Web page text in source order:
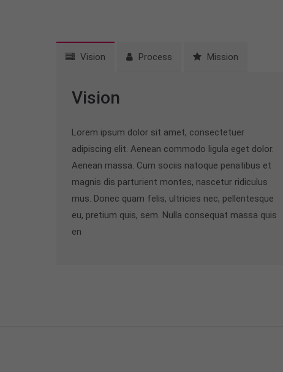
Vision Process Mission
Vision
Lorem ipsum dolor sit amet, consectetuer
adipiscing elit. Aenean commodo ligula eget dolor.
Aenean massa. Cum sociis natoque penatibus et
magnis dis parturient montes, nascetur ridiculus
mus. Donec quam felis, ultricies nec, pellentesque
eu, pretium quis, sem. Nulla consequat massa quis
en